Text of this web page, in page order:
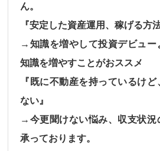
ん。
『安定した資産運用、稼げる方
→知識を増やして投資デビュー
知識を増やすことがおススメ
『既に不動産を持っているけ
ない』
→今更聞けない悩み、収支状況
承っております。